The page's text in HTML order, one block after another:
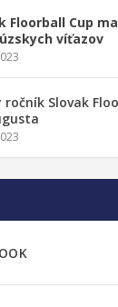
Floorball Cup
víťazov
ročník Slovak